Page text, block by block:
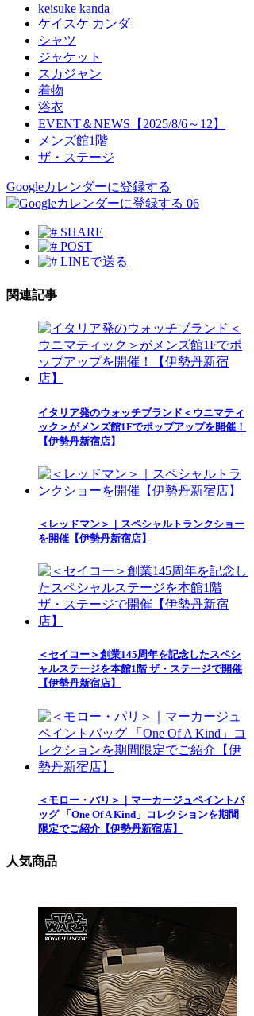
keisuke kanda
ケイスケ カンダ
シャツ
ジャケット
スカジャン
着物
浴衣
EVENT＆NEWS【2025/8/6～12】
メンズ館1階
ザ・ステージ
Googleカレンダーに登録する
06
SHARE
POST
LINEで送る
関連記事
イタリア発のウォッチブランド＜ウニマティ
ック＞がメンズ館1Fでポップアップを開催！
【伊勢丹新宿店】
＜レッドマン＞｜スペシャルトランクショー
を開催【伊勢丹新宿店】
＜セイコー＞創業145周年を記念したスペシ
ャルステージを本館1階 ザ・ステージで開催
【伊勢丹新宿店】
＜モロー・パリ＞｜マーカージュペイントバ
ッグ 「One Of A Kind」コレクションを期間
限定でご紹介【伊勢丹新宿店】
人気商品